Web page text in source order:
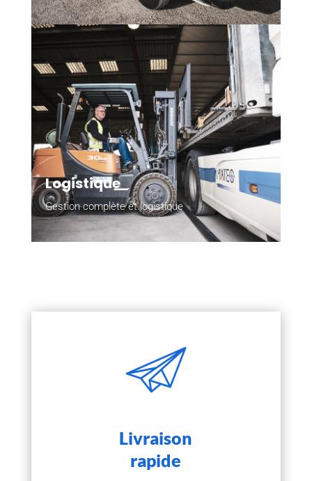
Logistique
Gestion complète et logistique
Livraison
rapide